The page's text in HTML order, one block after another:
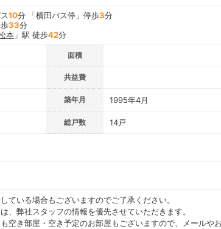
10分 「横田バス停」停歩3分
33分
本 」駅 徒歩42分
面積
共益費
築年月 1995年4月
総戸数 14戸
ている場合もございますのでご了承ください。
、弊社スタッフの情報を優先させていただきます。
空き部屋・空き予定のお部屋もございますので、メールや